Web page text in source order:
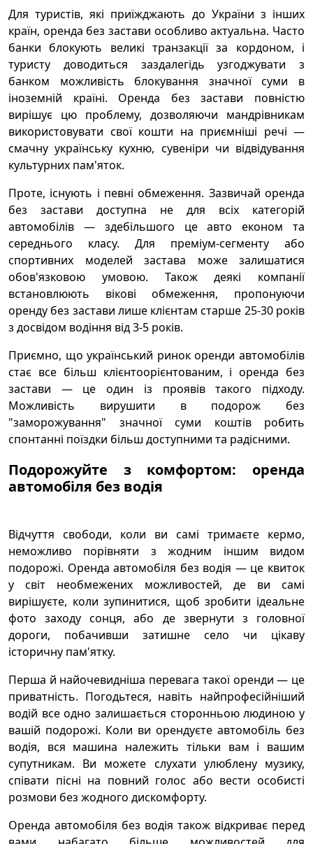
Для туристів, які приїжджають до України з інших
країн, оренда без застави особливо актуальна. Часто
банки блокують великі транзакції за кордоном, і
туристу доводиться заздалегідь узгоджувати з
банком можливість блокування значної суми в
іноземній країні. Оренда без застави повністю
вирішує цю проблему, дозволяючи мандрівникам
використовувати свої кошти на приємніші речі —
смачну українську кухню, сувеніри чи відвідування
культурних пам'яток.
Проте, існують і певні обмеження. Зазвичай оренда
без застави доступна не для всіх категорій
автомобілів — здебільшого це авто економ та
середнього класу. Для преміум-сегменту або
спортивних моделей застава може залишатися
обов'язковою умовою. Також деякі компанії
встановлюють вікові обмеження, пропонуючи
оренду без застави лише клієнтам старше 25-30 років
з досвідом водіння від 3-5 років.
Приємно, що український ринок оренди автомобілів
стає все більш клієнтоорієнтованим, і оренда без
застави — це один із проявів такого підходу.
Можливість вирушити в подорож без
"заморожування" значної суми коштів робить
спонтанні поїздки більш доступними та радісними.
Подорожуйте з комфортом: оренда
автомобіля без водія
Відчуття свободи, коли ви самі тримаєте кермо,
неможливо порівняти з жодним іншим видом
подорожі. Оренда автомобіля без водія — це квиток
у світ необмежених можливостей, де ви самі
вирішуєте, коли зупинитися, щоб зробити ідеальне
фото заходу сонця, або де звернути з головної
дороги, побачивши затишне село чи цікаву
історичну пам'ятку.
Перша й найочевидніша перевага такої оренди — це
приватність. Погодьтеся, навіть найпрофесійніший
водій все одно залишається сторонньою людиною у
вашій подорожі. Коли ви орендуєте автомобіль без
водія, вся машина належить тільки вам і вашим
супутникам. Ви можете слухати улюблену музику,
співати пісні на повний голос або вести особисті
розмови без жодного дискомфорту.
Оренда автомобіля без водія також відкриває перед